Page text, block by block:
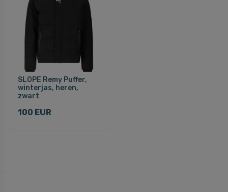
SLOPE Remy Puffer,
winterjas, heren,
zwart
100 EUR